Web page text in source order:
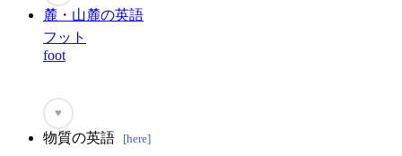
麓・山麓の英語
フット
foot
♥
物質の英語 [here]